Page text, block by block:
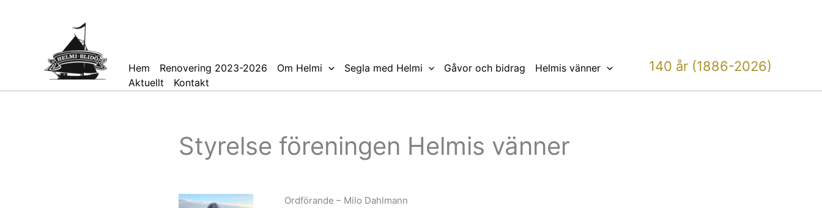
Hem Renovering 2023-2026 Om Helmi Segla med Helmi Gåvor och bidrag
Helmis vänner
Aktuellt
Kontakt
140 år (1886-2026)
Styrelse föreningen Helmis vänner
Ordförande – Milo Dahlmann